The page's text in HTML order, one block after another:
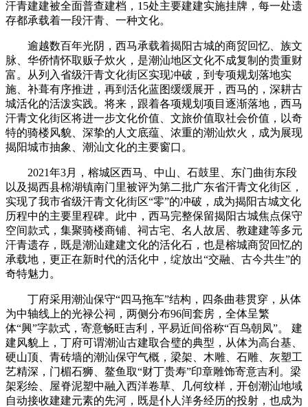
汗青建建被全面普查建档，15处主要建建实施挂牌，每一处遗
存都承载着一段汗青、一种文化。
逾越数百年光阴，西马承载着揭阳古城的商贸回忆、族文
脉、华侨情怀取贩子炊火，是潮汕地区文化不成复制的贵重财
富。从列入省级汗青文化街区实现冲破，到专项规划落地实
施、补葺有序推进，再到活化蓝图缓缓展开，西马的，深耕古
城活化的活泼实践。将来，跟着各项规划项目逐渐落地，西马
汗青文化街区将进一步文化价值、文旅价值取社会价值，以奇
特的骑楼风貌、深挚的人文底蕴、浓重的潮汕炊火，成为展现
揭阳城市抽象、潮汕文化的主要窗口。
2021年3月，榕城区西马、中山、石鼓里、东门曲街东段
以及揭西县棉湖镇南门里被评为第二批广东省汗青文化街区，
实现了我市省级汗青文化街区“零”的冲破，成为揭阳古城文化
历程中的主要里程碑。此中，西马完整保留揭阳古城焦点保守
空间款式，集聚骑楼商铺、祠古宅、名人故居、教建建等多元
汗青遗存，既是潮汕建建文化的活化石，也是榕城商贸回忆的
承载地，更正在新时代的活化中，绽放出“交融、古今共生”的
奇特魅力。
丁府采用潮汕保守“四马拖车”结构，四条曲巷贯穿，从体
为中轴线上的光禄公祠，两侧分布96间套房，全体呈繁
体“興”字款式，寄意畅旺吉利，平易近间俗称“百鸟朝凤”。 建
建风貌上，丁府可谓潮汕古建取合璧的典型，从体为高台基、
硬山顶、青砖墙的潮汕保守气概，梁架、木雕、石雕、灰塑工
艺精深，门楣石狮、鳌鱼取“财丁贵寿”印章雕饰寄意吉利。梁
架彩绘、屋脊泥塑中融入西洋卷草、几何纹样，开创潮汕地域
自动接收建建元素的先河，既是仆人洋务经历的投射，也成为